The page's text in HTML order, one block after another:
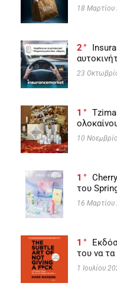
18 Μαρτίου
2
23
1
10
1
του
16 Μαρτίου
1
του να
1 Ιουλίου